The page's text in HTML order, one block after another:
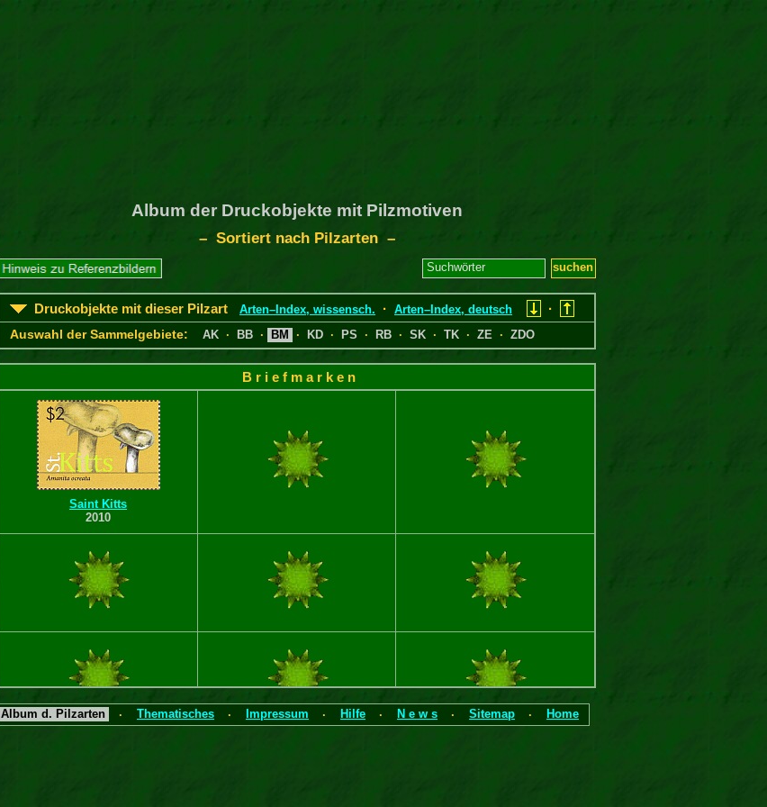
Album der Druckobjekte mit Pilzmotiven
– Sortiert nach Pilzarten –
Druckobjekte mit dieser Pilzart Arten–Index, wissensch. · Arten–Index, deutsch ·
Auswahl der Sammelgebiete: AK · BB · BM · KD · PS · RB · SK · TK · ZE · ZDO
B r i e f m a r k e n
Saint Kitts
2010
Album d. Pilzarten · Thematisches · Impressum · Hilfe · N e w s · Sitemap · Home